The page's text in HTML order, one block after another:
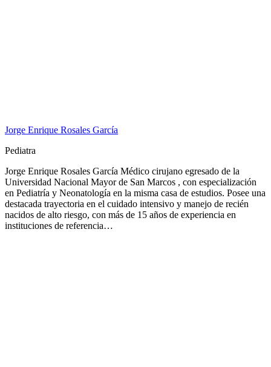
Jorge Enrique Rosales García
Pediatra
Jorge Enrique Rosales García Médico cirujano egresado de la
Universidad Nacional Mayor de San Marcos , con especialización
en Pediatría y Neonatología en la misma casa de estudios. Posee una
destacada trayectoria en el cuidado intensivo y manejo de recién
nacidos de alto riesgo, con más de 15 años de experiencia en
instituciones de referencia…